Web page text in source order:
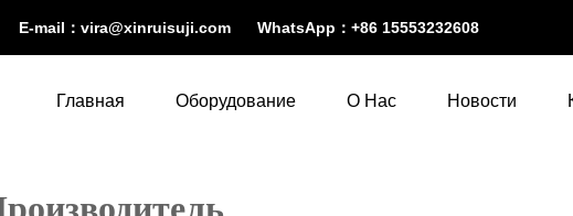
E-mail： vira@xinruisuji.com WhatsApp： +86 15553232608
Главная Оборудование О Нас Новости